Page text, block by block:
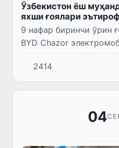
Ўзбекистон ёш
яхши ғоялари
9 нафар биринчи ўрин
BYD Chazor
тақдирланди.
2414
04